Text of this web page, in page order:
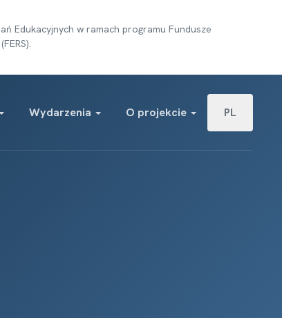
Edukacyjnych w ramach programu Fundusze
Wydarzenia O projekcie PL